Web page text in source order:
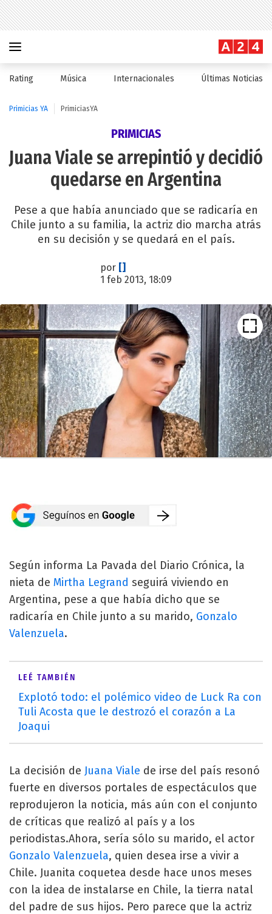
Rating Música Internacionales Últimas Noticias
Primicias YA PrimiciasYA
PRIMICIAS
Juana Viale se arrepintió y decidió
quedarse en Argentina
Pese a que había anunciado que se radicaría en
Chile junto a su familia, la actriz dio marcha atrás
en su decisión y se quedará en el país.
por []
1 feb 2013, 18:09
Según informa La Pavada del Diario Crónica, la
nieta de Mirtha Legrand seguirá viviendo en
Argentina, pese a que había dicho que se
radicaría en Chile junto a su marido, Gonzalo
Valenzuela.
LEÉ TAMBIÉN
Explotó todo: el polémico video de Luck Ra con
Tuli Acosta que le destrozó el corazón a La
Joaqui
La decisión de Juana Viale de irse del país resonó
fuerte en diversos portales de espectáculos que
reprodujeron la noticia, más aún con el conjunto
de críticas que realizó al país y a los
periodistas.Ahora, sería sólo su marido, el actor
Gonzalo Valenzuela, quien desea irse a vivir a
Chile. Juanita coquetea desde hace unos meses
con la idea de instalarse en Chile, la tierra natal
del padre de sus hijos. Pero parece que la actriz